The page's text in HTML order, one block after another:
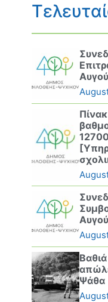
Ψάθα